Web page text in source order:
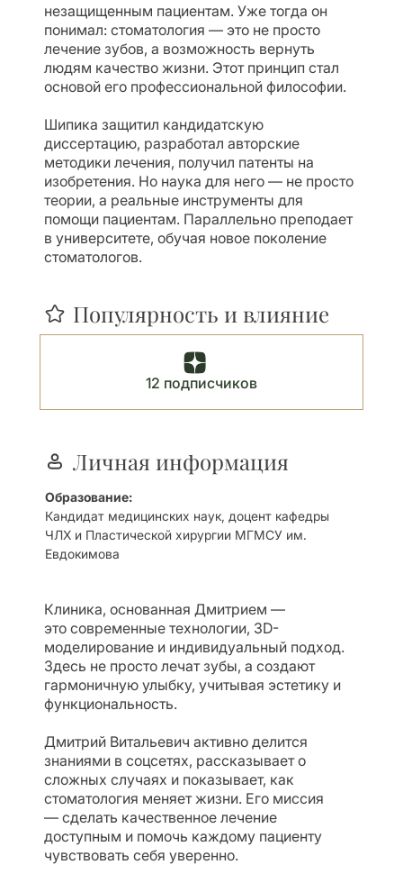
незащищенным пациентам. Уже тогда он
понимал: стоматология — это не просто
лечение зубов, а возможность вернуть
людям качество жизни. Этот принцип стал
основой его профессиональной философии.
Шипика защитил кандидатскую
диссертацию, разработал авторские
методики лечения, получил патенты на
изобретения. Но наука для него — не просто
теории, а реальные инструменты для
помощи пациентам. Параллельно преподает
в университете, обучая новое поколение
стоматологов.
Популярность и влияние
12 подписчиков
Личная информация
Образование:
Кандидат медицинских наук, доцент кафедры
ЧЛХ и Пластической хирургии МГМСУ им.
Евдокимова
Клиника, основанная Дмитрием —
это современные технологии, 3D-
моделирование и индивидуальный подход.
Здесь не просто лечат зубы, а создают
гармоничную улыбку, учитывая эстетику и
функциональность.
Дмитрий Витальевич активно делится
знаниями в соцсетях, рассказывает о
сложных случаях и показывает, как
стоматология меняет жизни. Его миссия
— сделать качественное лечение
доступным и помочь каждому пациенту
чувствовать себя уверенно.